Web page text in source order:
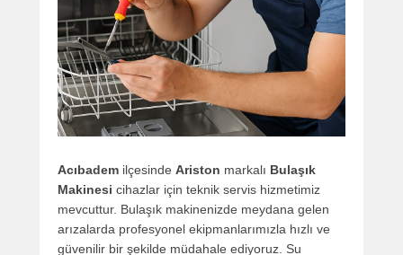
Acıbadem ilçesinde Ariston markalı Bulaşık
Makinesi cihazlar için teknik servis hizmetimiz
mevcuttur. Bulaşık makinenizde meydana gelen
arızalarda profesyonel ekipmanlarımızla hızlı ve
güvenilir bir şekilde müdahale ediyoruz. Su